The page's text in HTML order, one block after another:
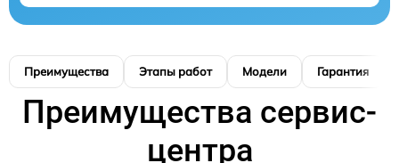
Преимущества Этапы работ Модели Гарантия
Преимущества сервис-
центра